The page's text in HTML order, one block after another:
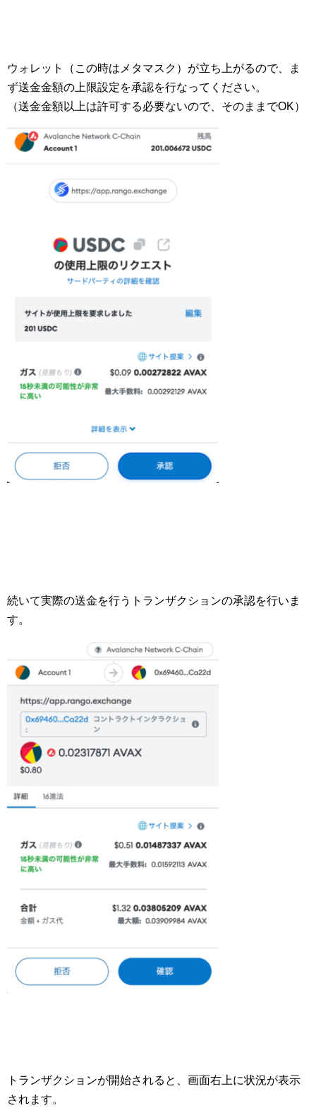
ウォレット（この時はメタマスク）が立ち上がるので、ま
ず送金金額の上限設定を承認を行なってください。
（送金金額以上は許可する必要ないので、そのままでOK）
続いて実際の送金を行うトランザクションの承認を行いま
す。
トランザクションが開始されると、画面右上に状況が表示
されます。